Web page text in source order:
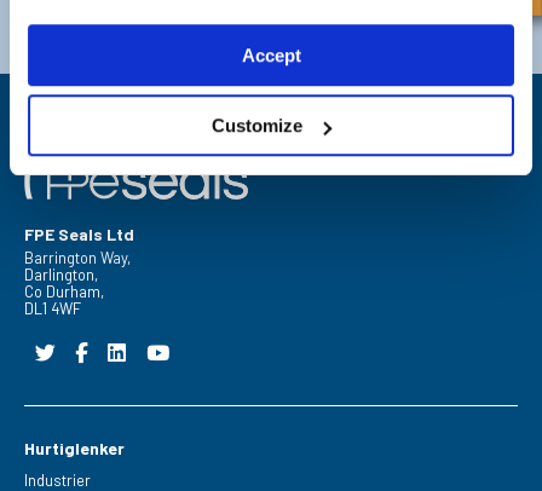
Accept
Customize
FPE Seals Ltd
Barrington Way,
Darlington,
Co Durham,
DL1 4WF
Hurtiglenker
Industrier